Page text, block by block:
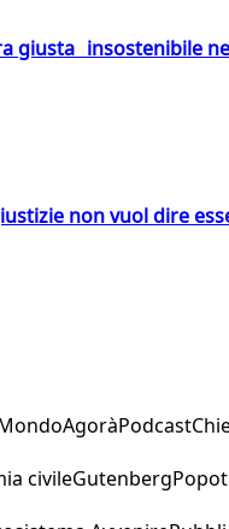
giusta insostenibile
non vuol dire
AgoràPodcast
civileGutenberg